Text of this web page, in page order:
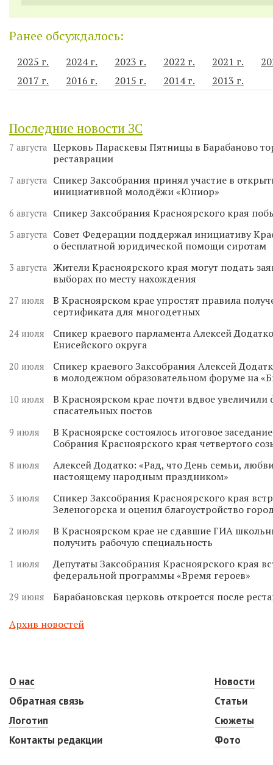
Ранее обсуждалось:
2025 г. 2024 г. 2023 г. 2022 г. 2021 г.
2017 г.
2016 г. 2015 г. 2014 г. 2013 г.
Последние новости ЗС
7 августа Церковь Параскевы Пятницы в Барабаново
реставрации
7 августа
Спикер Заксобрания принял участие в
инициативной молодёжи «Юниор»
6 августа Спикер Заксобрания Красноярского края
5 августа
Совет Федерации поддержал инициативу
о бесплатной юридической помощи сиротам
3 августа Жители Красноярского края могут подать
выборах по месту нахождения
27 июля
В Красноярском крае упростят правила
сертификата для многодетных
24 июля
Спикер краевого парламента Алексей
Енисейского округа
20 июля
Спикер краевого Заксобрания Алексей
в молодежном образовательном форуме на
10 июля
В Красноярском крае почти вдвое
спасательных постов
9 июля
В Красноярске состоялось итоговое
Собрания Красноярского края четвертого
8 июля
Алексей Додатко: «Рад, что День семьи,
настоящему народным праздником»
3 июля
Спикер Заксобрания Красноярского края
Зеленогорска и оценил благоустройство
2 июля
В Красноярском крае не сдавшие ГИА
получить рабочую специальность
1 июля
Депутаты Заксобрания Красноярского края
федеральной программы «Время героев»
29 июня Барабановская церковь откроется после
Архив новостей
О нас
Обратная связь
Логотип
Контакты редакции
Новости
Статьи
Сюжеты
Фото